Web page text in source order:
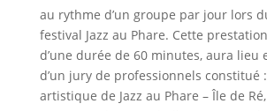
au rythme d’un groupe par jour lors
festival Jazz au Phare. Cette
d’une durée de 60 minutes, aura lieu
d’un jury de professionnels constitué
artistique de Jazz au Phare – Île de